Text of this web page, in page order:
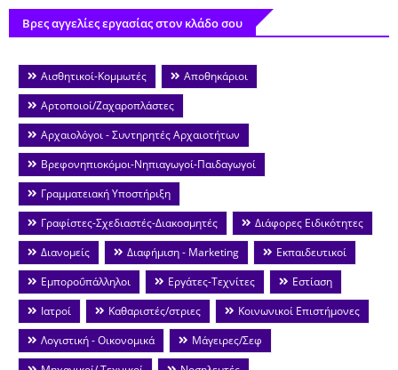
Βρες αγγελίες εργασίας στον κλάδο σου
Αισθητικοί-Κομμωτές
Αποθηκάριοι
Αρτοποιοί/Ζαχαροπλάστες
Αρχαιολόγοι - Συντηρητές Αρχαιοτήτων
Βρεφονηπιοκόμοι-Νηπιαγωγοί-Παιδαγωγοί
Γραμματειακή Υποστήριξη
Γραφίστες-Σχεδιαστές-Διακοσμητές
Διάφορες Ειδικότητες
Διανομείς
Διαφήμιση - Marketing
Εκπαιδευτικοί
Εμποροΰπάλληλοι
Εργάτες-Τεχνίτες
Εστίαση
Ιατροί
Καθαριστές/στριες
Κοινωνικοί Επιστήμονες
Λογιστική - Οικονομικά
Μάγειρες/Σεφ